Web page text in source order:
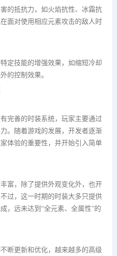
抵抗力，如火焰抗性、冰霜抗
面对使用相应元素攻击的敌人时
技能的增强效果，如缩短冷却
的控制效果。
善的时装系统，玩家主要通过
。随着游戏的发展，开发者逐渐
体验的重要性，并开始引入简单
，除了提供外观变化外，也开
过，这一时期的时装大多只提供
，远未达到“全元素、全属性”的
更新和优化，越来越多的高级